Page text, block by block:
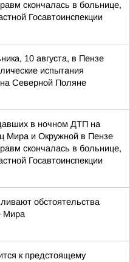
скончалась в больнице,
Госавтоинспекции
10 августа, в Пензе
испытания
Северной Поляне
в ночном ДТП на
Мира и Окружной в Пензе
скончалась в больнице,
Госавтоинспекции
обстоятельства
Мира
к предстоящему